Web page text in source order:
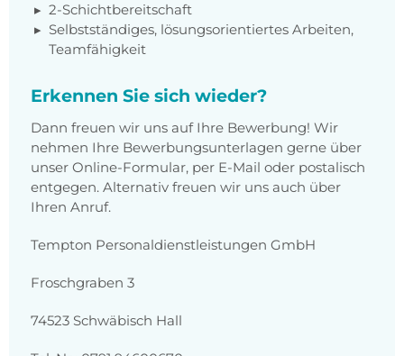
2-Schichtbereitschaft
Selbstständiges, lösungsorientiertes Arbeiten,
Teamfähigkeit
Erkennen Sie sich wieder?
Dann freuen wir uns auf Ihre Bewerbung! Wir
nehmen Ihre Bewerbungsunterlagen gerne über
unser Online-Formular, per E-Mail oder postalisch
entgegen. Alternativ freuen wir uns auch über
Ihren Anruf.
Tempton Personaldienstleistungen GmbH
Froschgraben 3
74523 Schwäbisch Hall